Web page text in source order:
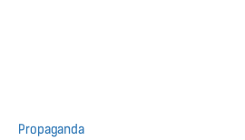
Propaganda